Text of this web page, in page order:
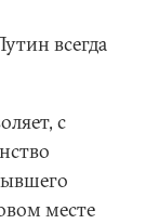
всегда
с
месте